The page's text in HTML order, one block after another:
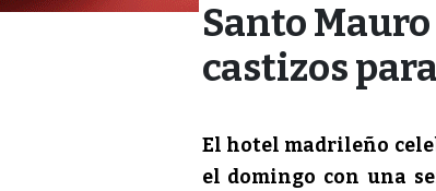
Santo
castizos
El hotel madrileño
el domingo con una